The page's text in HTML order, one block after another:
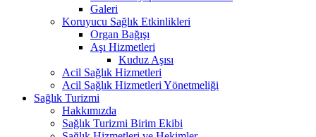
Galeri
Koruyucu Sağlık Etkinlikleri
Organ Bağışı
Aşı Hizmetleri
Kuduz Aşısı
Acil Sağlık Hizmetleri
Acil Sağlık Hizmetleri Yönetmeliği
Sağlık Turizmi
Hakkımızda
Sağlık Turizmi Birim Ekibi